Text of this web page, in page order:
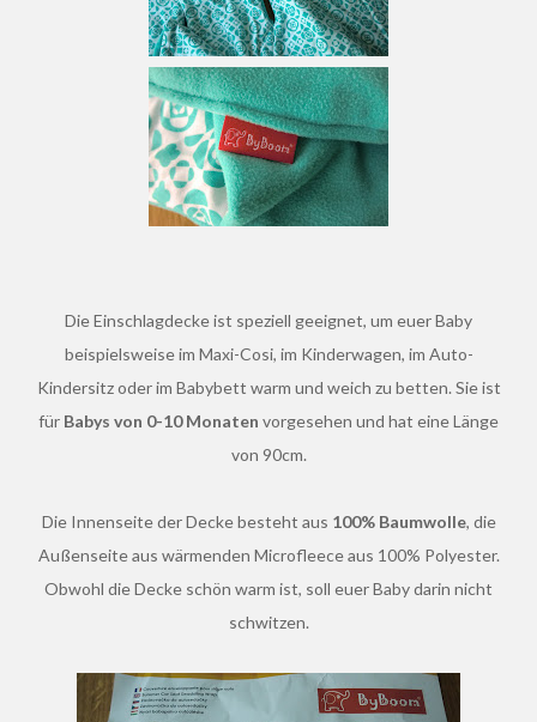
Die Einschlagdecke ist speziell geeignet, um euer Baby
beispielsweise im Maxi-Cosi, im Kinderwagen, im Auto-
Kindersitz oder im Babybett warm und weich zu betten. Sie ist
für Babys von 0-10 Monaten vorgesehen und hat eine Länge
von 90cm.
Die Innenseite der Decke besteht aus 100% Baumwolle, die
Außenseite aus wärmenden Microfleece aus 100% Polyester.
Obwohl die Decke schön warm ist, soll euer Baby darin nicht
schwitzen.